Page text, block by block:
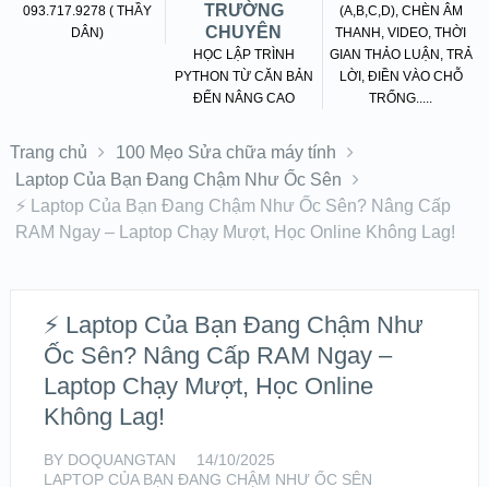
093.717.9278 ( THẦY
DÂN)
TRƯỜNG
CHUYÊN
HỌC LẬP TRÌNH
PYTHON TỪ CĂN BẢN
ĐẾN NÂNG CAO
(A,B,C,D), CHÈN ÂM
THANH, VIDEO, THỜI
GIAN THẢO LUẬN, TRẢ
LỜI, ĐIỀN VÀO CHỖ
TRỐNG.....
Trang chủ
100 Mẹo Sửa chữa máy tính
Laptop Của Bạn Đang Chậm Như Ốc Sên
⚡ Laptop Của Bạn Đang Chậm Như Ốc Sên? Nâng Cấp
RAM Ngay – Laptop Chạy Mượt, Học Online Không Lag!
⚡ Laptop Của Bạn Đang Chậm Như
Ốc Sên? Nâng Cấp RAM Ngay –
Laptop Chạy Mượt, Học Online
Không Lag!
BY DOQUANGTAN
14/10/2025
LAPTOP CỦA BẠN ĐANG CHẬM NHƯ ỐC SÊN